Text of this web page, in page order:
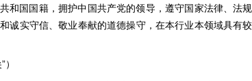
和国国籍，拥护中国共产党的领导，遵守国家法律、法
诚实守信、敬业奉献的道德操守，在本行业本领域具有